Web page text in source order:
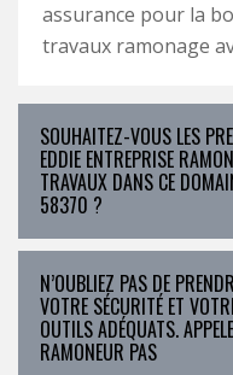
assurance pour la
travaux ramonage
SOUHAITEZ-VOUS LES
EDDIE ENTREPRISE
TRAVAUX DANS CE
58370 ?
N’OUBLIEZ PAS DE
VOTRE SÉCURITÉ ET
OUTILS ADÉQUATS.
RAMONEUR PAS